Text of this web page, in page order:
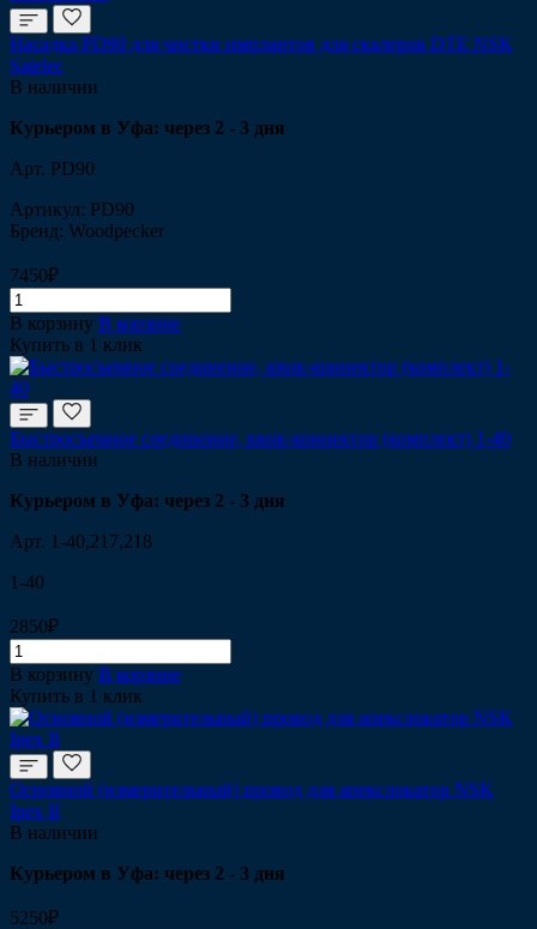
Насадка PD90 для чистки имплантов для скалеров DTE NSK
Satelec
В наличии
Курьером в Уфа: через 2 - 3 дня
Арт. PD90
Артикул: PD90
Бренд: Woodpecker
7450₽
В корзину В корзине
Купить в 1 клик
Быстросъемное соединение, квик-коннектор (комплект) 1-40
В наличии
Курьером в Уфа: через 2 - 3 дня
Арт. 1-40,217,218
1-40
2850₽
В корзину В корзине
Купить в 1 клик
Основной (измерительный) провод для апекслокатор NSK
Ipex II
В наличии
Курьером в Уфа: через 2 - 3 дня
5250₽